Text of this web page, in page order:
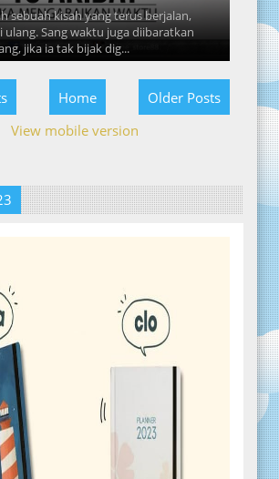
sebuah kisah yang terus berjalan,
ulang. Sang waktu juga diibaratkan
jika ia tak bijak dig...
Older Posts
Home
View mobile version